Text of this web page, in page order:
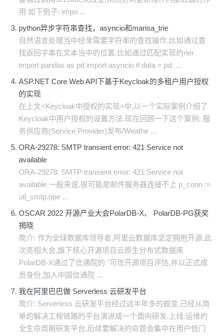
用 如下例子: impo ...
python异步字符串查找，asyncio和marisa_trie
自然语言处理当中经常需要字符串的查找操作,比如通过查
找返回字串在文本当中的位置,比如通过匹配实现的ner
import pandas as pd import asyncio # data = pd. ...
ASP.NET Core Web API下基于Keycloak的多租户用户授权
的实现
在上文<Keycloak中授权的实现>中,以一个实际案例介绍了
Keycloak中用户授权的设置方法.现在回顾一下这个案例: 服
务供应商(Service Provider)发布/Weathe ...
ORA-29278: SMTP transient error: 421 Service not
available
ORA-29278: SMTP transient error: 421 Service not
available 一般来说,很可能是邮件服务器连接不上 p_conn :=
utl_smtp.ope ...
OSCAR 2022 开源产业大会PolarDB-X、 PolarDB-PG获奖
揭晓
简介: 作为全球数据库领导者,阿里云数据库坚定拥抱开源.此
次亮相大会,旗下核心开源项目云原生分布式数据库
PolarDB-X通过了信通院的 "可信开源项目评估,并以正式成
员身份,加入中国信通院 ...
我在阿里巴巴做 Serverless 云研发平台
简介: Serverless 云研发平台经过这半年多的蜕变,已经从简
单的解决工程链路的平台演进成一个面向研发.上线.运维的
全生命周期研发平台,后续要解决的命题会集中在用户低门